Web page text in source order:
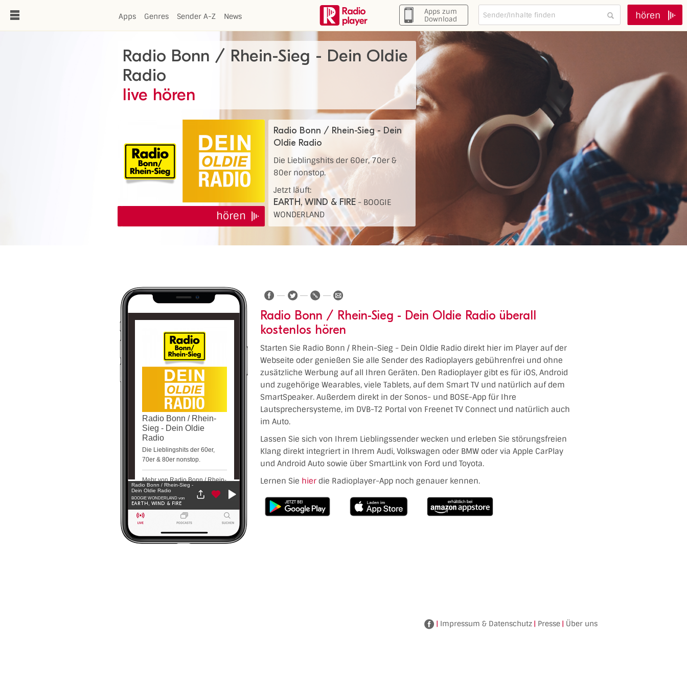
Apps Genres Sender A-Z News
Apps zum
Download
hören
Radio Bonn / Rhein-Sieg - Dein Oldie
Radio
live hören
hören
Radio Bonn / Rhein-Sieg - Dein
Oldie Radio
Die Lieblingshits der 60er, 70er &
80er nonstop.
Jetzt läuft:
EARTH, WIND & FIRE - BOOGIE
WONDERLAND
Radio Bonn / Rhein-
Sieg - Dein Oldie
Radio
Die Lieblingshits der 60er,
70er & 80er nonstop.
Mehr von Radio Bonn / Rhein-
Sieg - Dein Oldie Radio
Radio Bonn / Rhein-Sieg -
Dein Oldie Radio
BOOGIE WONDERLAND von
EARTH, WIND & FIRE
Radio Bonn / Rhein-Sieg - Dein Oldie Radio überall
kostenlos hören
Starten Sie Radio Bonn / Rhein-Sieg - Dein Oldie Radio direkt hier im Player auf der
Webseite oder genießen Sie alle Sender des Radioplayers gebührenfrei und ohne
zusätzliche Werbung auf all Ihren Geräten. Den Radioplayer gibt es für iOS, Android
und zugehörige Wearables, viele Tablets, auf dem Smart TV und natürlich auf dem
SmartSpeaker. Außerdem direkt in der Sonos- und BOSE-App für Ihre
Lautsprechersysteme, im DVB-T2 Portal von Freenet TV Connect und natürlich auch
im Auto.
Lassen Sie sich von Ihrem Lieblingssender wecken und erleben Sie störungsfreien
Klang direkt integriert in Ihrem Audi, Volkswagen oder BMW oder via Apple CarPlay
und Android Auto sowie über SmartLink von Ford und Toyota.
Lernen Sie hier die Radioplayer-App noch genauer kennen.
Facebook
| Impressum & Datenschutz | Presse | Über uns